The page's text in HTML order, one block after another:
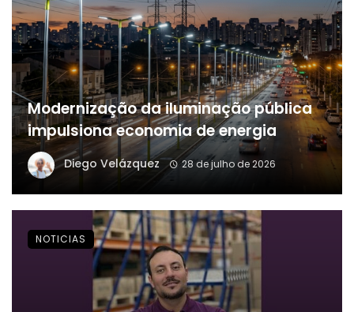
Modernização da iluminação pública
impulsiona economia de energia
Diego Velázquez 28 de julho de 2026
NOTICIAS